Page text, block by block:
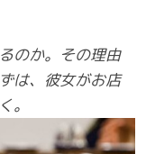
のか。その理由
は、彼女がお店
。